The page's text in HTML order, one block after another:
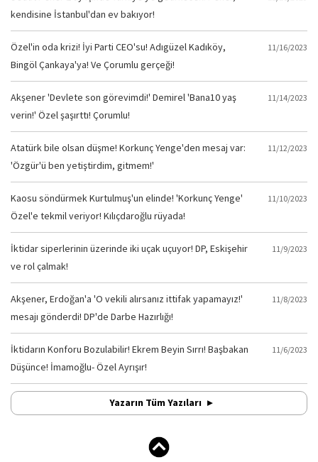
kendisine İstanbul'dan ev bakıyor!
Özel'in oda krizi! İyi Parti CEO'su! Adıgüzel Kadıköy,
Bingöl Çankaya'ya! Ve Çorumlu gerçeği!
11/16/2023
Akşener 'Devlete son görevimdi!' Demirel 'Bana10 yaş
verin!' Özel şaşırttı! Çorumlu!
11/14/2023
Atatürk bile olsan düşme! Korkunç Yenge'den mesaj var:
'Özgür'ü ben yetiştirdim, gitmem!'
11/12/2023
Kaosu söndürmek Kurtulmuş'un elinde! 'Korkunç Yenge'
Özel'e tekmil veriyor! Kılıçdaroğlu rüyada!
11/10/2023
İktidar siperlerinin üzerinde iki uçak uçuyor! DP, Eskişehir
ve rol çalmak!
11/9/2023
Akşener, Erdoğan'a 'O vekili alırsanız ittifak yapamayız!'
mesajı gönderdi! DP'de Darbe Hazırlığı!
11/8/2023
İktidarın Konforu Bozulabilir! Ekrem Beyin Sırrı! Başbakan
Düşünce! İmamoğlu- Özel Ayrışır!
11/6/2023
Yazarın Tüm Yazıları